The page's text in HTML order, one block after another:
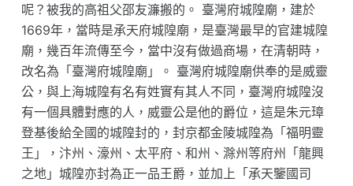
呢？被我的高祖父邵友濂搬的。 臺灣府城隍廟，建於
1669年，當時是承天府城隍廟，是臺灣最早的官建城隍
廟，幾百年流傳至今，當中沒有做過商場，在清朝時，
改名為「臺灣府城隍廟」。 臺灣府城隍廟供奉的是威靈
公，與上海城隍有名有姓實有其人不同，臺灣府城隍沒
有一個具體對應的人，威靈公是他的爵位，這是朱元璋
登基後給全國的城隍封的，封京都金陵城隍為「福明靈
王」，汴州、濠州、太平府、和州、滁州等府州「龍興
之地」城隍亦封為正一品王爵，並加上「承天鑒國司